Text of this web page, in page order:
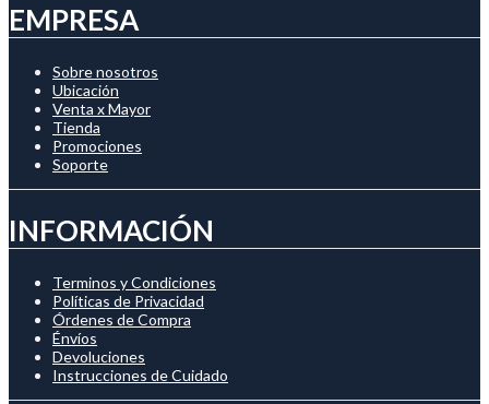
EMPRESA
Sobre nosotros
Ubicación
Venta x Mayor
Tienda
Promociones
Soporte
INFORMACIÓN
Terminos y Condiciones
Políticas de Privacidad
Órdenes de Compra
Énvíos
Devoluciones
Instrucciones de Cuidado